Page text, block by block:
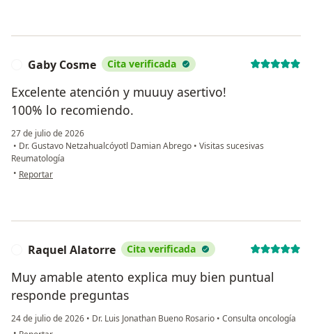
Gaby Cosme Cita verificada
Excelente atención y muuuy asertivo!
100% lo recomiendo.
27 de julio de 2026
• Dr. Gustavo Netzahualcóyotl Damian Abrego • Visitas sucesivas
Reumatología
• en opinión del usuario Gaby Cosme
Reportar
Raquel Alatorre Cita verificada
Muy amable atento explica muy bien puntual
responde preguntas
24 de julio de 2026 • Dr. Luis Jonathan Bueno Rosario • Consulta oncología
en opinión del usuario Raquel Alatorre